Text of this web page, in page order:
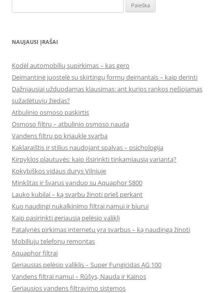
NAUJAUSI ĮRAŠAI
Kodėl automobilių supirkimas – kas gero
Deimantinė juostelė su skirtingų formų deimantais – kaip derinti
Dažniausiai užduodamas klausimas: ant kurios rankos nešiojamas
sužadėtuvių žiedas?
Atbulinio osmoso paskirtis
Osmoso filtrų – atbulinio osmoso nauda
Vandens filtrų po kriaukle svarba
Kaklaraištis ir stilius naudojant spalvas – psichologija
Kirpyklos plautuvės: kaip išsirinkti tinkamiausią variantą?
Kokybiškos vidaus durys Vilniuje
Minkštas ir švarus vanduo su Aquaphor S800
Lauko kubilai – ką svarbu žinoti prieš perkant
Kuo naudingi nukalkinimo filtrai namui ir biurui
Kaip pasirinkti geriausią pelėsio valiklį
Patalynės pirkimas internetu yra svarbus – ką naudinga žinoti
Mobiliųjų telefonų remontas
Aquaphor filtrai
Geriausias pelėsio valiklis – Super Fungicidas AG 100
Vandens filtrai namui – Rūšys, Nauda ir Kainos
Geriausios vandens filtravimo sistemos